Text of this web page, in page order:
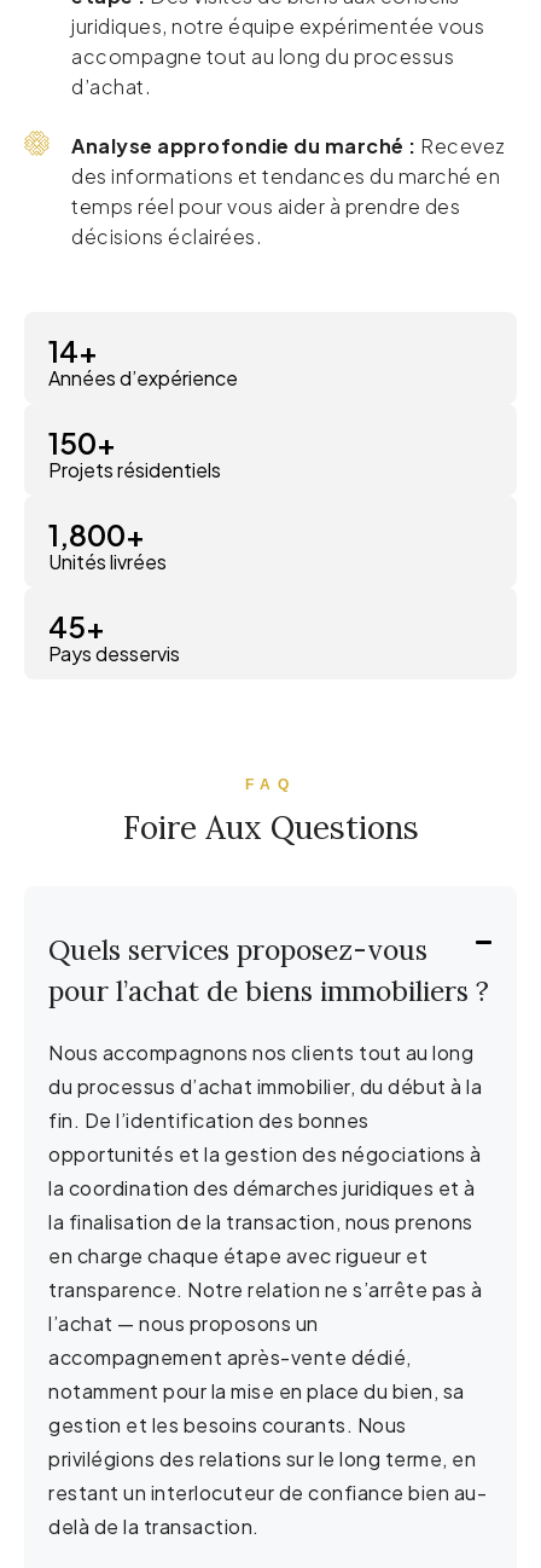
juridiques, notre équipe expérimentée vous
accompagne tout au long du processus
d’achat.
Analyse approfondie du marché : Recevez
des informations et tendances du marché en
temps réel pour vous aider à prendre des
décisions éclairées.
Années d’expérience
14+
Projets résidentiels
150+
Unités livrées
1,800+
Pays desservis
45+
FAQ
Foire Aux Questions
Quels services proposez-vous
pour l’achat de biens immobiliers ?
Nous accompagnons nos clients tout au long
du processus d’achat immobilier, du début à la
fin. De l’identification des bonnes
opportunités et la gestion des négociations à
la coordination des démarches juridiques et à
la finalisation de la transaction, nous prenons
en charge chaque étape avec rigueur et
transparence. Notre relation ne s’arrête pas à
l’achat — nous proposons un
accompagnement après-vente dédié,
notamment pour la mise en place du bien, sa
gestion et les besoins courants. Nous
privilégions des relations sur le long terme, en
restant un interlocuteur de confiance bien au-
delà de la transaction.